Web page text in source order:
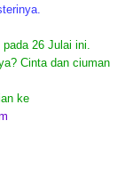
26 Julai ini.
Cinta dan ciuman
ke